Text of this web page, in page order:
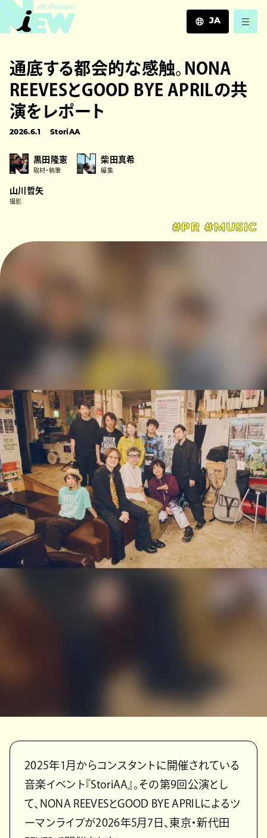
JA
EN
通底する都会的な感触。NONA
REEVESとGOOD BYE APRILの共
演をレポート
2026.6.1 StoriAA
黒田隆憲
取材・執筆
柴田真希
編集
山川哲矢
撮影
#PR #MUSIC
2025年1月からコンスタントに開催されている
音楽イベント『StoriAA』。その第9回公演とし
て、NONA REEVESとGOOD BYE APRILによるツ
ーマンライブが2026年5月7日、東京・新代田